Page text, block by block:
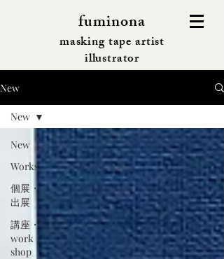
fuminona
masking tape artist
illustrator
New
New
Works
個展・
出展
講座・
work
shop
New